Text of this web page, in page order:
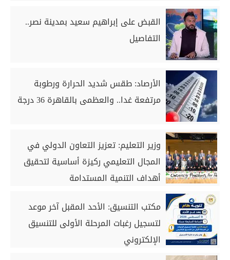
القبض على إبراهيم سعيد بمدينة نصر..
التفاصيل
الأرصاد: طقس شديد الحرارة ورطوبة
مرتفعة غدا.. والعظمى بالقاهرة 36 درجة
وزير التعليم: تعزيز التعاون الدولي في
المجال التعليمي ركيزة أساسية لتحقيق
أهداف التنمية المستدامة
مكتب التنسيق: الأحد المقبل آخر موعد
لتسجيل رغبات المرحلة الأولى للتنسيق
الإلكتروني